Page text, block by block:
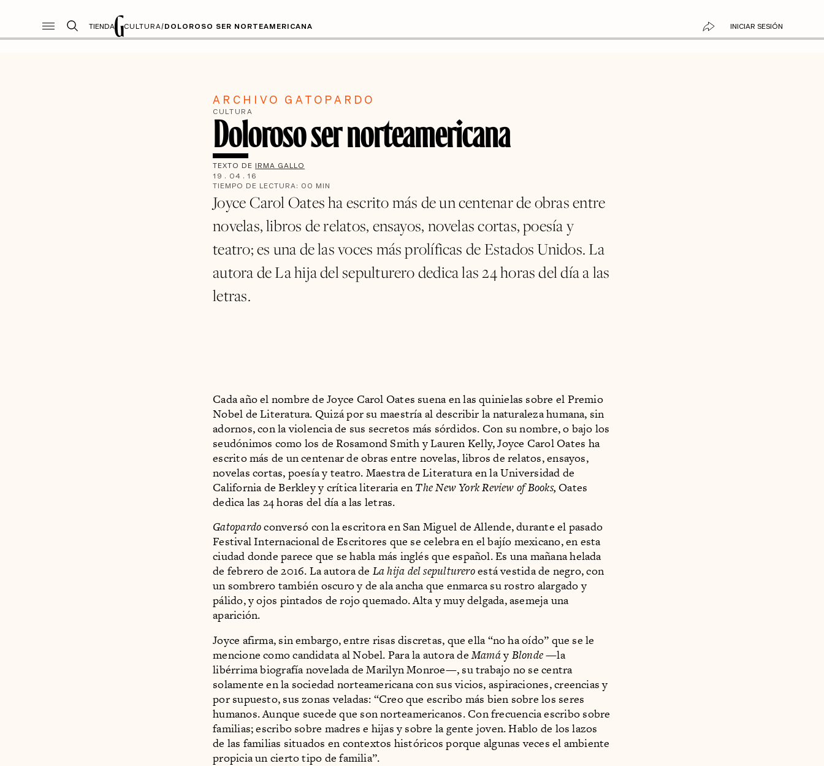
TIENDA CULTURA/DOLOROSO SER NORTEAMERICANA INICIAR SESIÓN
ARCHIVO GATOPARDO
CULTURA
Doloroso ser norteamericana
TEXTO DE IRMA GALLO
19 . 04 . 16
TIEMPO DE LECTURA: 00 MIN
Joyce Carol Oates ha escrito más de un centenar de obras entre
novelas, libros de relatos, ensayos, novelas cortas, poesía y
teatro; es una de las voces más prolíficas de Estados Unidos. La
autora de La hija del sepulturero dedica las 24 horas del día a las
letras.
Cada año el nombre de Joyce Carol Oates suena en las quinielas sobre el Premio
Nobel de Literatura. Quizá por su maestría al describir la naturaleza humana, sin
adornos, con la violencia de sus secretos más sórdidos. Con su nombre, o bajo los
seudónimos como los de Rosamond Smith y Lauren Kelly, Joyce Carol Oates ha
escrito más de un centenar de obras entre novelas, libros de relatos, ensayos,
novelas cortas, poesía y teatro. Maestra de Literatura en la Universidad de
California de Berkley y crítica literaria en The New York Review of Books, Oates
dedica las 24 horas del día a las letras.
Gatopardoconversó con la escritora en San Miguel de Allende, durante el pasado
Festival Internacional de Escritores que se celebra en el bajío mexicano, en esta
ciudad donde parece que se habla más inglés que español. Es una mañana helada
de febrero de 2016. La autora de La hija del sepultureroestá vestida de negro, con
un sombrero también oscuro y de ala ancha que enmarca su rostro alargado y
pálido, y ojos pintados de rojo quemado. Alta y muy delgada, asemeja una
aparición.
Joyce afirma, sin embargo, entre risas discretas, que ella “no ha oído” que se le
mencione como candidata al Nobel. Para la autora deMamáy Blonde—la
libérrima biografía novelada de Marilyn Monroe—, su trabajo no se centra
solamente en la sociedad norteamericana con sus vicios, aspiraciones, creencias y
por supuesto, sus zonas veladas: “Creo que escribo más bien sobre los seres
humanos. Aunque sucede que son norteamericanos. Con frecuencia escribo sobre
familias; escribo sobre madres e hijas y sobre la gente joven. Hablo de los lazos
de las familias situados en contextos históricos porque algunas veces el ambiente
propicia un cierto tipo de familia”.